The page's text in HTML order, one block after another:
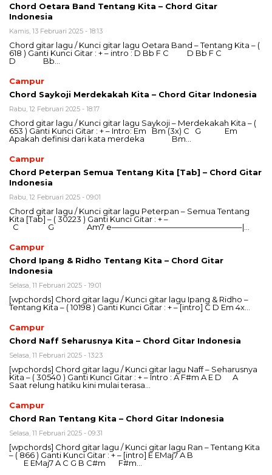
Chord Oetara Band Tentang Kita – Chord Gitar
Indonesia
Kamis, 13 Februari 2025 - 18:13
Chord gitar lagu / Kunci gitar lagu Oetara Band – Tentang Kita – (
618 ) Ganti Kunci Gitar : + – intro : D Bb F C D Bb F C
D Bb…
Campur
Chord Saykoji Merdekakah Kita – Chord Gitar Indonesia
Rabu, 12 Februari 2025 - 18:17
Chord gitar lagu / Kunci gitar lagu Saykoji – Merdekakah Kita – (
653 ) Ganti Kunci Gitar : + – Intro: Em Bm (3x) C G Em
Apakah definisi dari kata merdeka Bm…
Campur
Chord Peterpan Semua Tentang Kita [Tab] – Chord Gitar
Indonesia
Rabu, 12 Februari 2025 - 09:01
Chord gitar lagu / Kunci gitar lagu Peterpan – Semua Tentang
Kita [Tab] – ( 30223 ) Ganti Kunci Gitar : + –
C G Am7 e————————————————–|…
Campur
Chord Ipang & Ridho Tentang Kita – Chord Gitar
Indonesia
Selasa, 11 Februari 2025 - 19:01
[wpchords] Chord gitar lagu / Kunci gitar lagu Ipang & Ridho –
Tentang Kita – ( 10198 ) Ganti Kunci Gitar : + – [intro] C D Em 4x…
Campur
Chord Naff Seharusnya Kita – Chord Gitar Indonesia
Selasa, 11 Februari 2025 - 13:23
[wpchords] Chord gitar lagu / Kunci gitar lagu Naff – Seharusnya
Kita – ( 30540 ) Ganti Kunci Gitar : + – Intro : A F#m A E D A
Saat relung hatiku kini mulai terasa…
Campur
Chord Ran Tentang Kita – Chord Gitar Indonesia
Selasa, 11 Februari 2025 - 09:31
[wpchords] Chord gitar lagu / Kunci gitar lagu Ran – Tentang Kita
– ( 866 ) Ganti Kunci Gitar : + – [intro] E EMaj7 A B
E EMaj7 A C G B C#m F#m…